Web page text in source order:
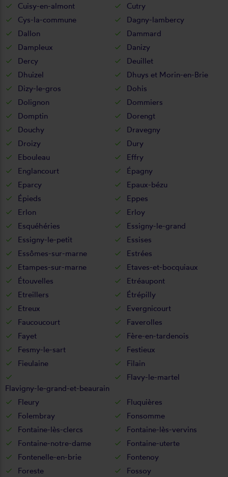
Cuisy-en-almont
Cutry
Cys-la-commune
Dagny-lambercy
Dallon
Dammard
Dampleux
Danizy
Dercy
Deuillet
Dhuizel
Dhuys et Morin-en-Brie
Dizy-le-gros
Dohis
Dolignon
Dommiers
Domptin
Dorengt
Douchy
Dravegny
Droizy
Dury
Ebouleau
Effry
Englancourt
Épagny
Eparcy
Epaux-bézu
Épieds
Eppes
Erlon
Erloy
Esquéhéries
Essigny-le-grand
Essigny-le-petit
Essises
Essômes-sur-marne
Estrées
Etampes-sur-marne
Etaves-et-bocquiaux
Étouvelles
Etréaupont
Etreillers
Étrépilly
Etreux
Evergnicourt
Faucoucourt
Faverolles
Fayet
Fère-en-tardenois
Fesmy-le-sart
Festieux
Fieulaine
Filain
Flavigny-le-grand-et-beaurain
Flavy-le-martel
Fleury
Fluquières
Folembray
Fonsomme
Fontaine-lès-clercs
Fontaine-lès-vervins
Fontaine-notre-dame
Fontaine-uterte
Fontenelle-en-brie
Fontenoy
Foreste
Fossoy